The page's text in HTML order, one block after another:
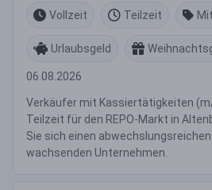
Vollzeit
Teilzeit
Urlaubsgeld
06.08.2026
Verkäufer mit Kassiertätigkeiten
Teilzeit für den REPO-Markt in
Sie sich einen
wachsenden Unternehmen.